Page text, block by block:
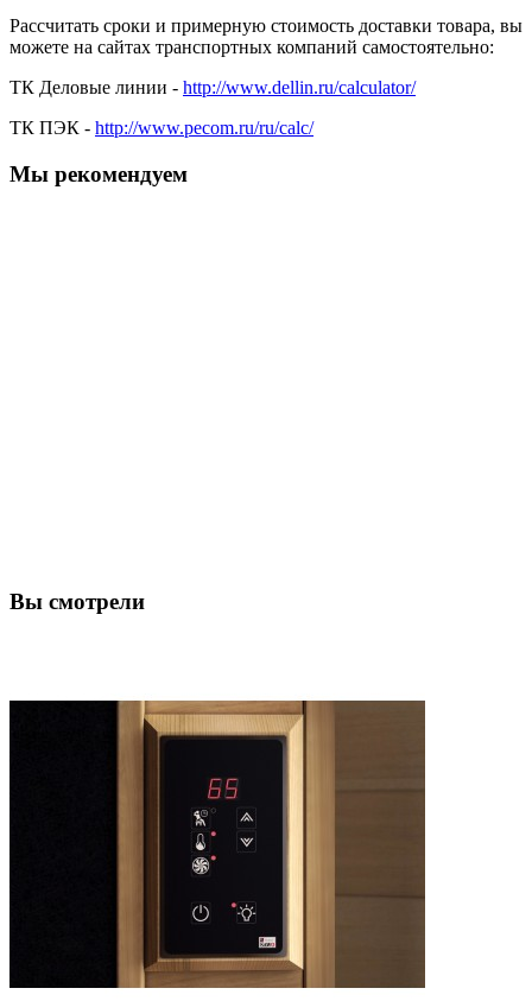
Рассчитать сроки и примерную стоимость доставки товара, вы
можете на сайтах транспортных компаний самостоятельно:
ТК Деловые линии - http://www.dellin.ru/calculator/
ТК ПЭК - http://www.pecom.ru/ru/calc/
Мы рекомендуем
Вы смотрели